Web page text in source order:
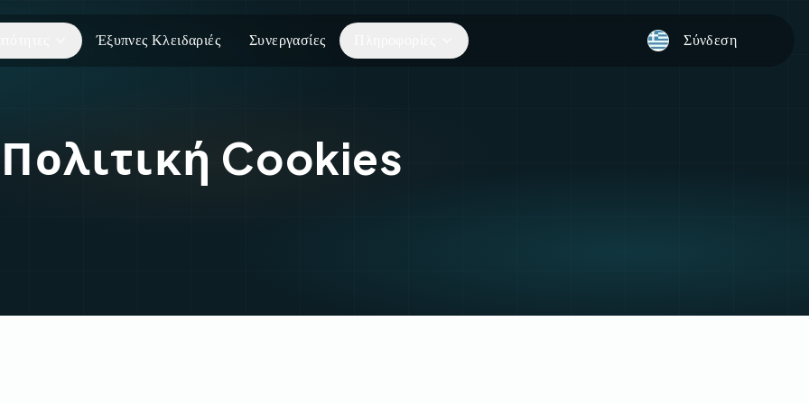
Έξυπνες Κλειδαριές Συνεργασίες Switch language
Σύνδεση
Πολιτική Cookies